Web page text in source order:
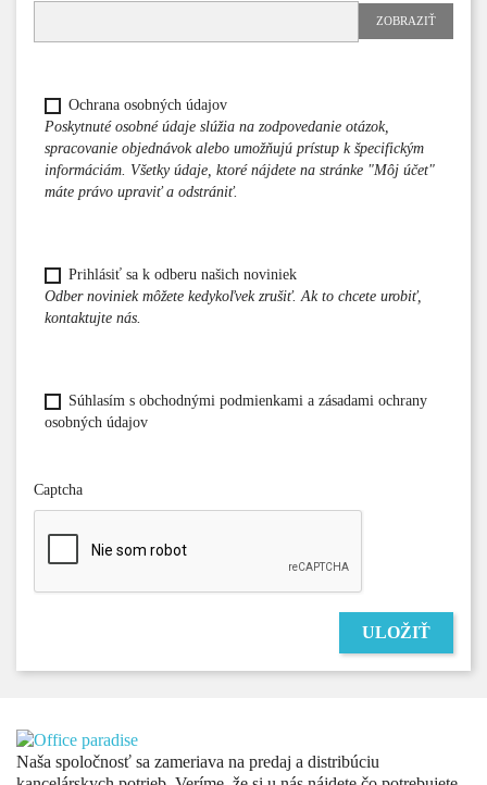
ZOBRAZIŤ
Ochrana osobných údajov
Poskytnuté osobné údaje slúžia na zodpovedanie otázok,
spracovanie objednávok alebo umožňujú prístup k špecifickým
informáciám. Všetky údaje, ktoré nájdete na stránke "Môj účet"
máte právo upraviť a odstrániť.
Prihlásiť sa k odberu našich noviniek
Odber noviniek môžete kedykoľvek zrušiť. Ak to chcete urobiť,
kontaktujte nás.
Súhlasím s obchodnými podmienkami a zásadami ochrany
osobných údajov
Captcha
ULOŽIŤ
Naša spoločnosť sa zameriava na predaj a distribúciu